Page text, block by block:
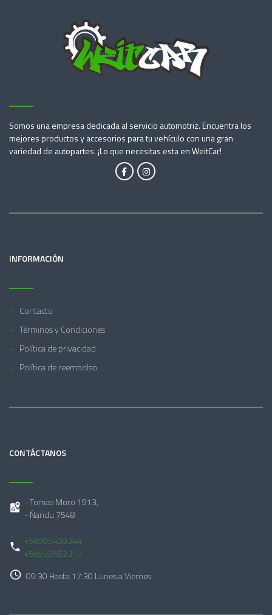
Somos una empresa dedicada al servicio automotriz. Encuentra los
mejores productos y accesorios para tu vehículo con una gran
variedad de autopartes. ¡Lo que necesitas esta en WeitCar!
INFORMACIÓN
Contacto
Términos y Condiciones
Política de privacidad
Política de reembolso
CONTÁCTANOS
- Tomas Moro 1913,
- Ñandu 7548
+56995409344
+56932652313
09:30 Hasta 17:30 Lunes a Viernes